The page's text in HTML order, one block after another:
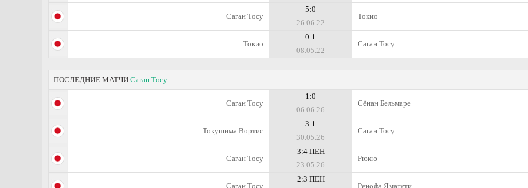
Саган Тосу
5:0
26.06.22
Токио
Токио
0:1
08.05.22
Саган Тосу
ПОСЛЕДНИЕ МАТЧИ Саган Тосу
Саган Тосу
1:0
06.06.26
Сёнан Бельмаре
Токушима Вортис
3:1
30.05.26
Саган Тосу
Саган Тосу
3:4 ПЕН
23.05.26
Рюкю
Саган Тосу
2:3 ПЕН
Ренофа Ямагути